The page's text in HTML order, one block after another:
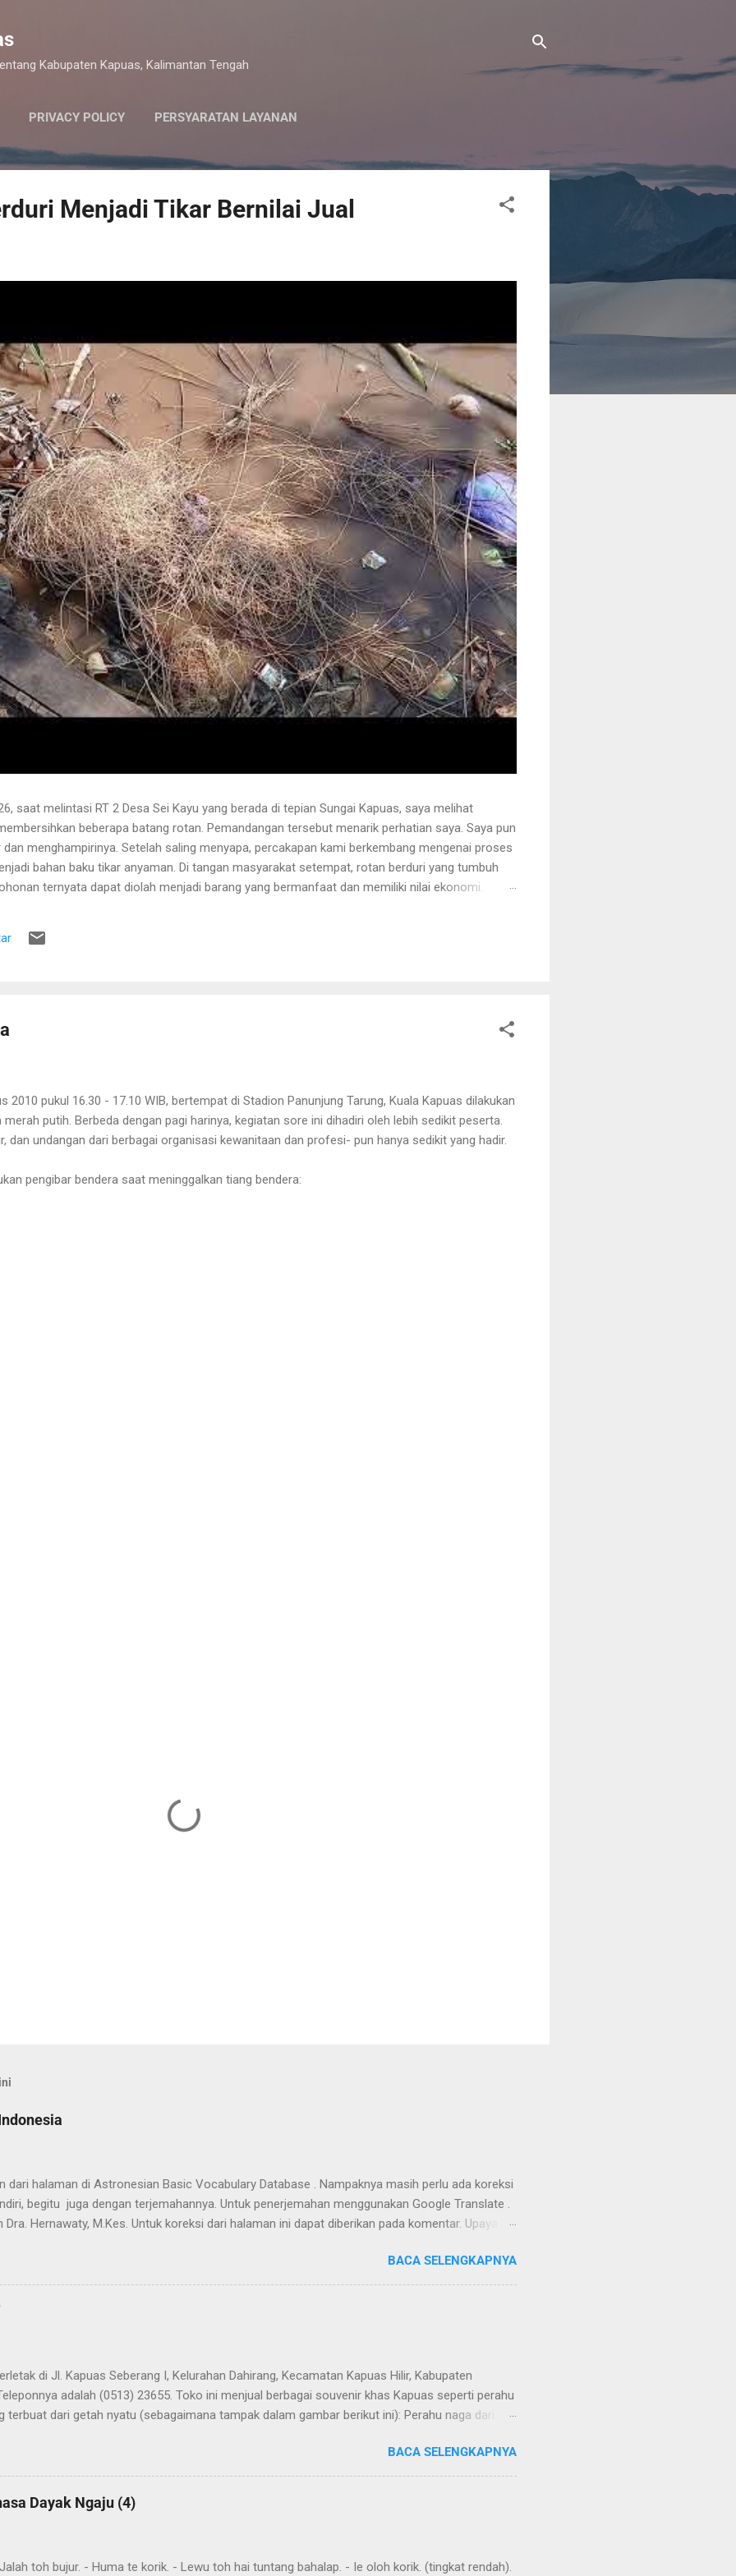
Kabupaten Kapuas, Kalimantan Tengah
PRIVACY POLICY PERSYARATAN LAYANAN
Menjadi Tikar Bernilai Jual
saat melintasi RT 2 Desa Sei Kayu yang berada di tepian Sungai Kapuas, saya melihat
beberapa batang rotan. Pemandangan tersebut menarik perhatian saya. Saya pun
menghampirinya. Setelah saling menyapa, percakapan kami berkembang mengenai proses
bahan baku tikar anyaman. Di tangan masyarakat setempat, rotan berduri yang tumbuh
ternyata dapat diolah menjadi barang yang bermanfaat dan memiliki nilai ekonomi.
berusia sekitar sepuluh tahun. Rotan dikenal memiliki banyak duri sehingga tidak mudah
sebelum menarik rotan, duri-duri pada bagian batang yang akan dipegang harus
2010 pukul 16.30 - 17.10 WIB, bertempat di Stadion Panunjung Tarung, Kuala Kapuas dilakukan
putih. Berbeda dengan pagi harinya, kegiatan sore ini dihadiri oleh lebih sedikit peserta.
dan undangan dari berbagai organisasi kewanitaan dan profesi- pun hanya sedikit yang hadir.
pengibar bendera saat meninggalkan tiang bendera:
dari halaman di Astronesian Basic Vocabulary Database . Nampaknya masih perlu ada koreksi
begitu juga dengan terjemahannya. Untuk penerjemahan menggunakan Google Translate .
Hernawaty, M.Kes. Untuk koreksi dari halaman ini dapat diberikan pada komentar. Upaya
BACA SELENGKAPNYA
di Jl. Kapuas Seberang I, Kelurahan Dahirang, Kecamatan Kapuas Hilir, Kabupaten
adalah (0513) 23655. Toko ini menjual berbagai souvenir khas Kapuas seperti perahu
terbuat dari getah nyatu (sebagaimana tampak dalam gambar berikut ini): Perahu naga dari
BACA SELENGKAPNYA
Dayak Ngaju (4)
toh bujur. - Huma te korik. - Lewu toh hai tuntang bahalap. - Ie oloh korik. (tingkat rendah).